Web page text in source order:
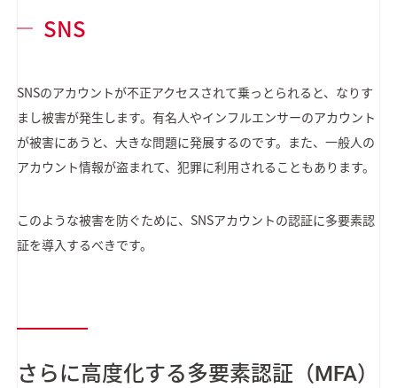
SNS
SNSのアカウントが不正アクセスされて乗っとられると、なりす
まし被害が発生します。有名人やインフルエンサーのアカウント
が被害にあうと、大きな問題に発展するのです。また、一般人の
アカウント情報が盗まれて、犯罪に利用されることもあります。
このような被害を防ぐために、SNSアカウントの認証に多要素認
証を導入するべきです。
さらに高度化する多要素認証（MFA）